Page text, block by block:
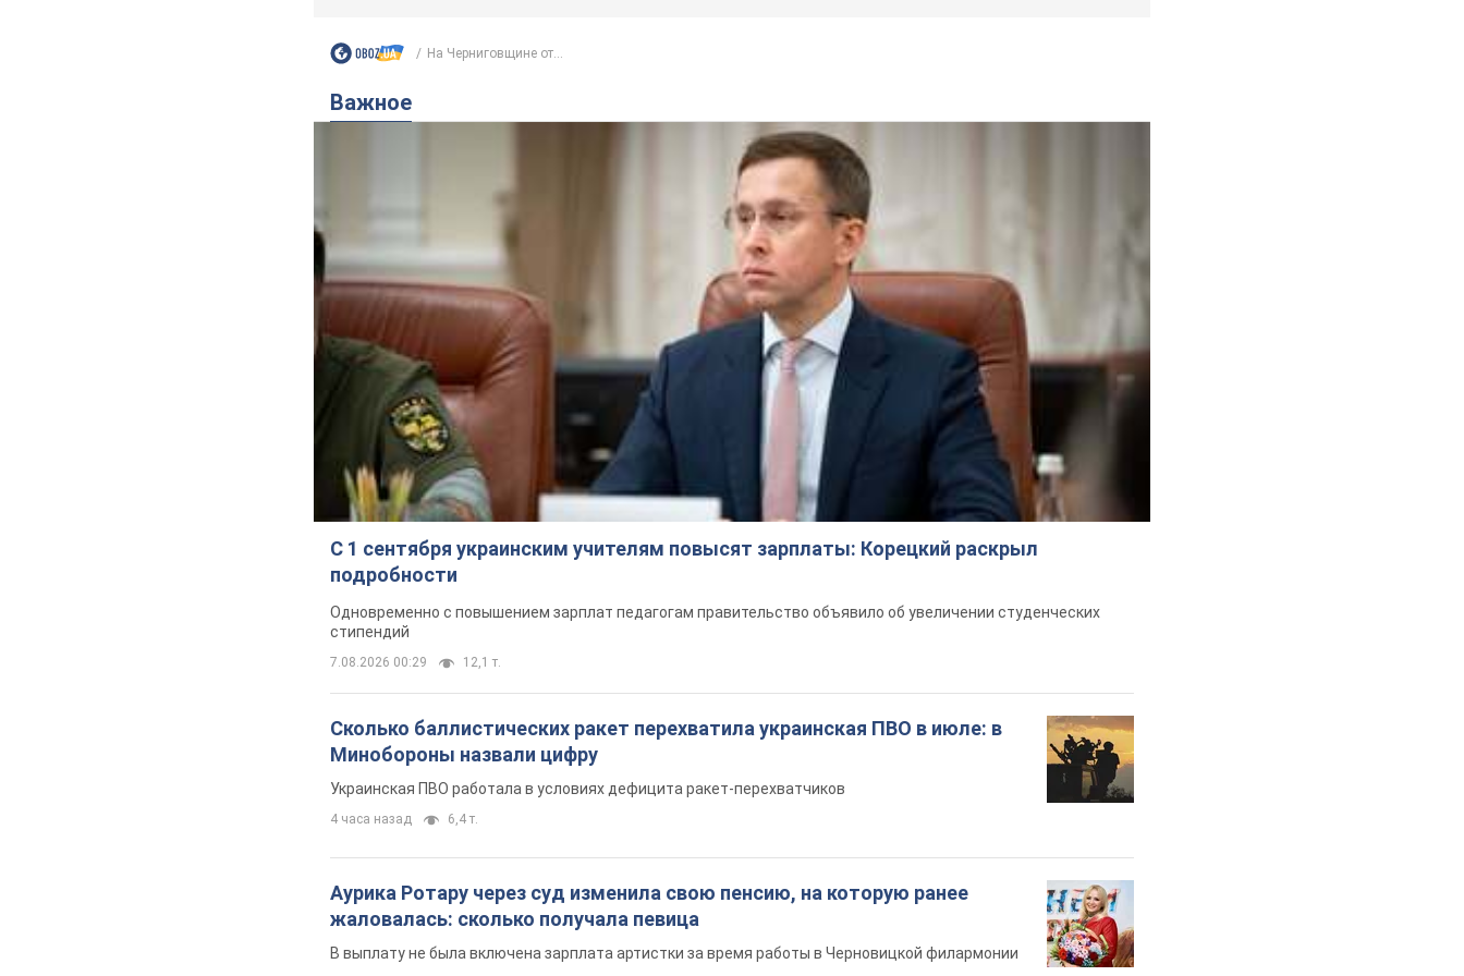
На Черниговщине от...
Важное
С 1 сентября украинским учителям повысят зарплаты: Корецкий раскрыл
подробности
Одновременно с повышением зарплат педагогам правительство объявило об увеличении студенческих
стипендий
7.08.2026 00:29 12,1 т.
Сколько баллистических ракет перехватила украинская ПВО в июле: в
Минобороны назвали цифру
Украинская ПВО работала в условиях дефицита ракет-перехватчиков
4 часа назад 6,4 т.
Аурика Ротару через суд изменила свою пенсию, на которую ранее
жаловалась: сколько получала певица
В выплату не была включена зарплата артистки за время работы в Черновицкой филармонии